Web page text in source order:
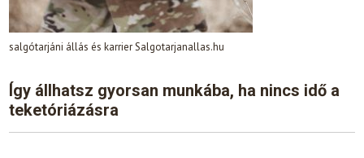
salgótarjáni állás és karrier Salgotarjanallas.hu
Így állhatsz gyorsan munkába, ha nincs idő a
teketóriázásra